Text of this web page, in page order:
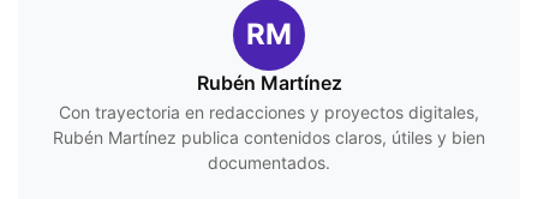
RM
Rubén Martínez
Con trayectoria en redacciones y proyectos digitales,
Rubén Martínez publica contenidos claros, útiles y bien
documentados.